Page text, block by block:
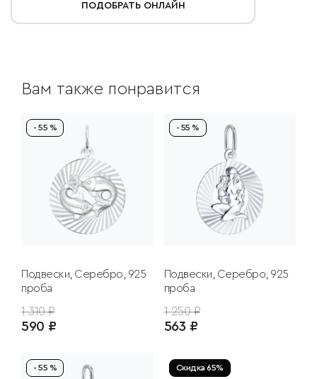
ПОДОБРАТЬ ОНЛАЙН
Вам также понравится
- 55 %
Подвески, Серебро, 925
проба
1 310 ₽
590 ₽
- 55 %
Подвески, Серебро, 925
проба
1 250 ₽
563 ₽
- 55 % Скидка 65%